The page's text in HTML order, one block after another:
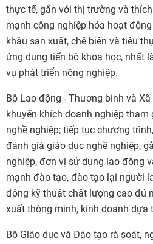
thực tế, gắn với thị trường và
mạnh công nghiệp hóa hoạt
khâu sản xuất, chế biến và tiêu
ứng dụng tiến bộ khoa học, nhất
vụ phát triển nông nghiệp.
Bộ Lao động - Thương binh và
khuyến khích doanh nghiệp
nghề nghiệp; tiếp tục chương
đánh giá giáo dục nghề nghiệp,
nghiệp, đơn vị sử dụng lao động
mạnh đào tạo, đào tạo lại người
động kỹ thuật chất lượng cao đủ
xuất thông minh, kinh doanh dựa
Bộ Giáo dục và Đào tạo rà soát,